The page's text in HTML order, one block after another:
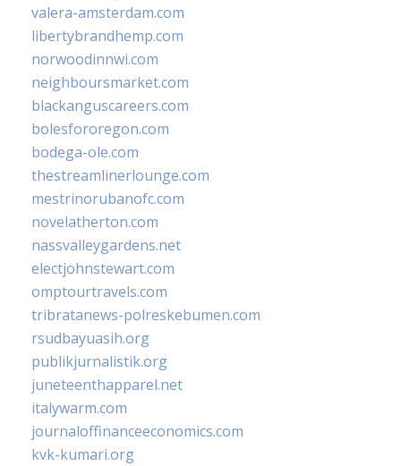
valera-amsterdam.com
libertybrandhemp.com
norwoodinnwi.com
neighboursmarket.com
blackanguscareers.com
bolesfororegon.com
bodega-ole.com
thestreamlinerlounge.com
mestrinorubanofc.com
novelatherton.com
nassvalleygardens.net
electjohnstewart.com
omptourtravels.com
tribratanews-polreskebumen.com
rsudbayuasih.org
publikjurnalistik.org
juneteenthapparel.net
italywarm.com
journaloffinanceeconomics.com
kvk-kumari.org